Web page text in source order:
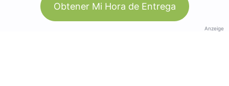
Obtener Mi Hora de Entrega
Anzeige